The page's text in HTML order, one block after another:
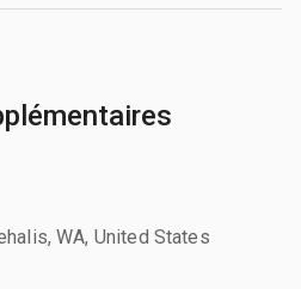
WA, United States